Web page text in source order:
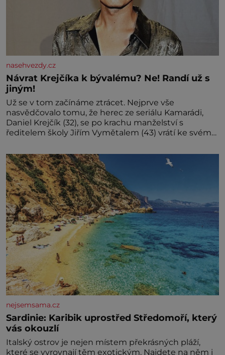
nasehvezdy.cz
Návrat Krejčíka k bývalému? Ne! Randí už s
jiným!
Už se v tom začínáme ztrácet. Nejprve vše
nasvědčovalo tomu, že herec ze seriálu Kamarádi,
Daniel Krejčík (32), se po krachu manželství s
ředitelem školy Jiřím Vymětalem (43) vrátí ke svému
nejsemsama.cz
Sardinie: Karibik uprostřed Středomoří, který
vás okouzlí
Italský ostrov je nejen místem překrásných pláží,
které se vyrovnají těm exotickým. Najdete na něm i